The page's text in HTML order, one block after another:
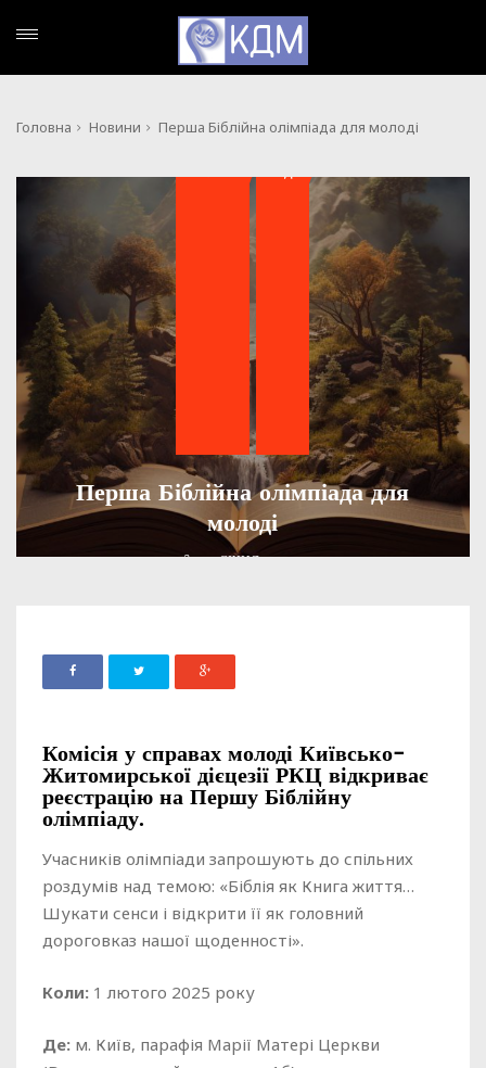
Головна Новини Перша Біблійна олімпіада для молоді
,
Перша Біблійна олімпіада для
молоді
ADMIN 07 СІЧНЯ, 2025 992
Комісія у справах молоді Київсько-
Житомирської дієцезії РКЦ відкриває
реєстрацію на Першу Біблійну
олімпіаду.
Учасників олімпіади запрошують до спільних
роздумів над темою: «Біблія як Книга життя…
Шукати сенси і відкрити її як головний
дороговказ нашої щоденності».
Коли: 1 лютого 2025 року
Де: м. Київ, парафія Марії Матері Церкви